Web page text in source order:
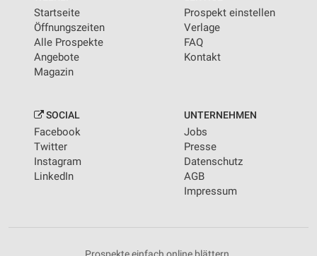
Startseite
Öffnungszeiten
Alle Prospekte
Angebote
Magazin
Prospekt einstellen
Verlage
FAQ
Kontakt
SOCIAL
Facebook
Twitter
Instagram
LinkedIn
UNTERNEHMEN
Jobs
Presse
Datenschutz
AGB
Impressum